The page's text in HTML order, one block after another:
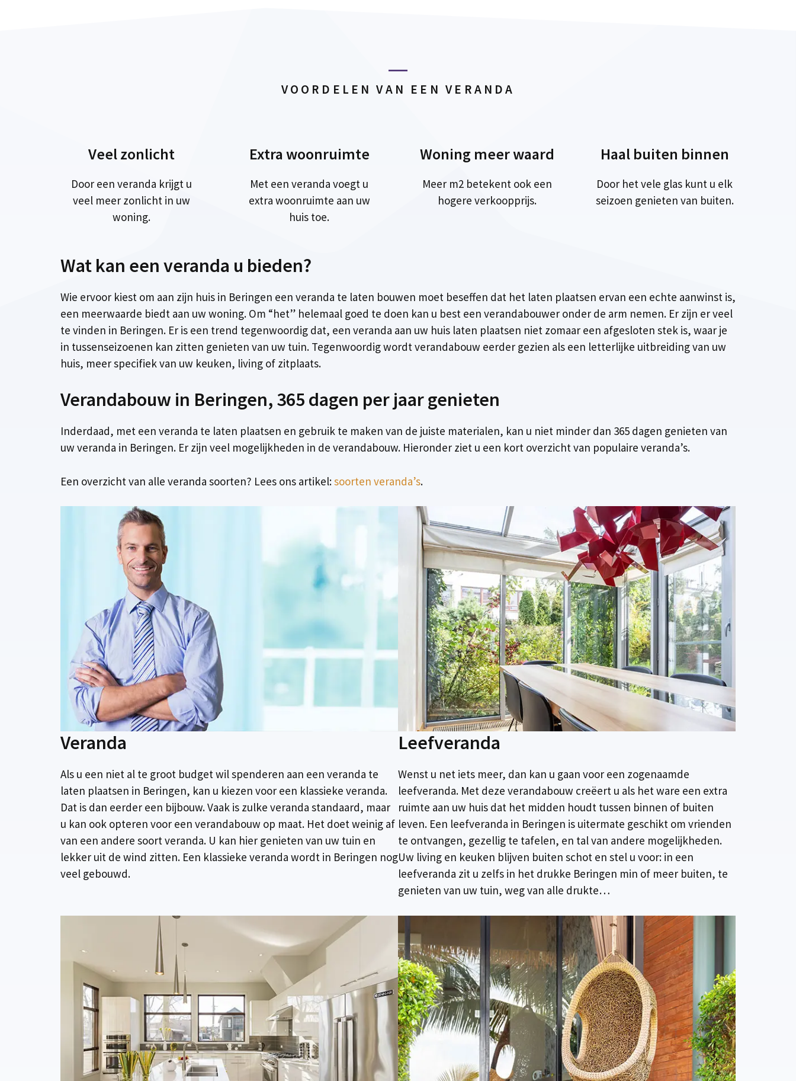
VOORDELEN VAN EEN VERANDA
Veel zonlicht
Door een veranda krijgt u
veel meer zonlicht in uw
woning.
Extra woonruimte
Met een veranda voegt u
extra woonruimte aan uw
huis toe.
Woning meer waard
Meer m2 betekent ook een
hogere verkoopprijs.
Haal buiten binnen
Door het vele glas kunt u elk
seizoen genieten van buiten.
Wat kan een veranda u bieden?
Wie ervoor kiest om aan zijn huis in Beringen een veranda te laten bouwen moet beseffen dat het laten plaatsen ervan een echte aanwinst is,
een meerwaarde biedt aan uw woning. Om “het” helemaal goed te doen kan u best een verandabouwer onder de arm nemen. Er zijn er veel
te vinden in Beringen. Er is een trend tegenwoordig dat, een veranda aan uw huis laten plaatsen niet zomaar een afgesloten stek is, waar je
in tussenseizoenen kan zitten genieten van uw tuin. Tegenwoordig wordt verandabouw eerder gezien als een letterlijke uitbreiding van uw
huis, meer specifiek van uw keuken, living of zitplaats.
Verandabouw in Beringen, 365 dagen per jaar genieten
Inderdaad, met een veranda te laten plaatsen en gebruik te maken van de juiste materialen, kan u niet minder dan 365 dagen genieten van
uw veranda in Beringen. Er zijn veel mogelijkheden in de verandabouw. Hieronder ziet u een kort overzicht van populaire veranda’s.
Een overzicht van alle veranda soorten? Lees ons artikel:soorten veranda’s.
Veranda
Als u een niet al te groot budget wil spenderen aan een veranda te
laten plaatsen in Beringen, kan u kiezen voor een klassieke veranda.
Dat is dan eerder een bijbouw. Vaak is zulke veranda standaard, maar
u kan ook opteren voor een verandabouw op maat. Het doet weinig af
van een andere soort veranda. U kan hier genieten van uw tuin en
lekker uit de wind zitten. Een klassieke veranda wordt in Beringen nog
veel gebouwd.
Leefveranda
Wenst u net iets meer, dan kan u gaan voor een zogenaamde
leefveranda. Met deze verandabouw creëert u als het ware een extra
ruimte aan uw huis dat het midden houdt tussen binnen of buiten
leven. Een leefveranda in Beringen is uitermate geschikt om vrienden
te ontvangen, gezellig te tafelen, en tal van andere mogelijkheden.
Uw living en keuken blijven buiten schot en stel u voor: in een
leefveranda zit u zelfs in het drukke Beringen min of meer buiten, te
genieten van uw tuin, weg van alle drukte…